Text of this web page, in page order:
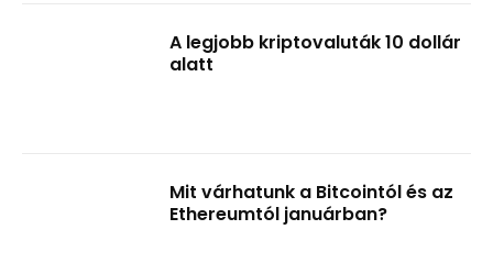
A legjobb kriptovaluták 10 dollár
alatt
Mit várhatunk a Bitcointól és az
Ethereumtól januárban?